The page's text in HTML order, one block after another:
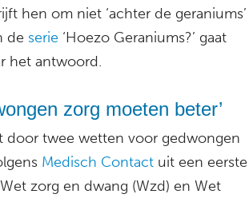
hen om niet ‘achter de geraniums’
de serie ‘Hoezo Geraniums?’ gaat
het antwoord.
zorg moeten beter’
door twee wetten voor gedwongen
Medisch Contact uit een eerste
zorg en dwang (Wzd) en Wet